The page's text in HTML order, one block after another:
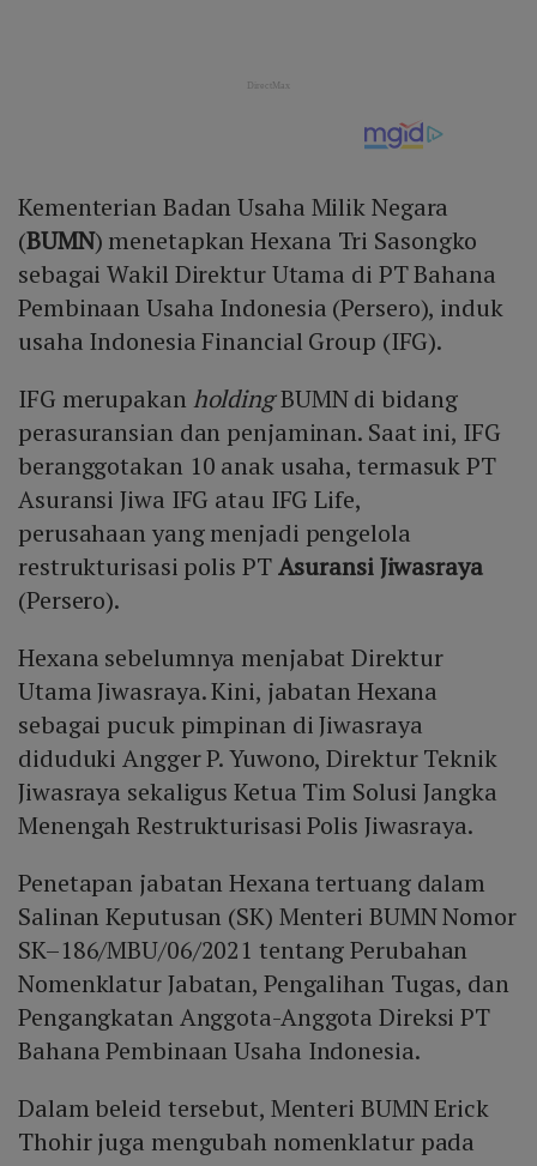
Kementerian Badan Usaha Milik Negara
(BUMN) menetapkan Hexana Tri Sasongko
sebagai Wakil Direktur Utama di PT Bahana
Pembinaan Usaha Indonesia (Persero), induk
usaha Indonesia Financial Group (IFG).
IFG merupakan holdingBUMN di bidang
perasuransian dan penjaminan. Saat ini, IFG
beranggotakan 10 anak usaha, termasuk PT
Asuransi Jiwa IFG atau IFG Life,
perusahaan yang menjadi pengelola
restrukturisasi polis PTAsuransi Jiwasraya
(Persero).
Hexana sebelumnya menjabat Direktur
Utama Jiwasraya. Kini, jabatan Hexana
sebagai pucuk pimpinan di Jiwasraya
diduduki Angger P. Yuwono, Direktur Teknik
Jiwasraya sekaligus Ketua Tim Solusi Jangka
Menengah Restrukturisasi Polis Jiwasraya.
Penetapan jabatan Hexana tertuang dalam
Salinan Keputusan (SK) Menteri BUMN Nomor
SK–186/MBU/06/2021 tentang Perubahan
Nomenklatur Jabatan, Pengalihan Tugas, dan
Pengangkatan Anggota-Anggota Direksi PT
Bahana Pembinaan Usaha Indonesia.
Dalam beleid tersebut, Menteri BUMN Erick
Thohir juga mengubah nomenklatur pada